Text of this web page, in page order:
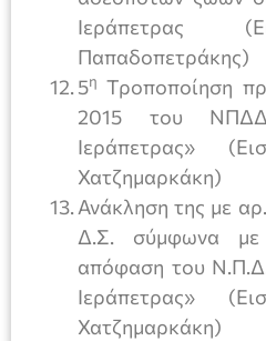
Ιεράπετρας
Παπαδοπετράκης)
5η Τροποποίηση
2015 του ΝΠΔΔ
Ιεράπετρας»
Χατζημαρκάκη)
Ανάκληση της με
Δ.Σ. σύμφωνα
απόφαση του
Ιεράπετρας»
Χατζημαρκάκη)